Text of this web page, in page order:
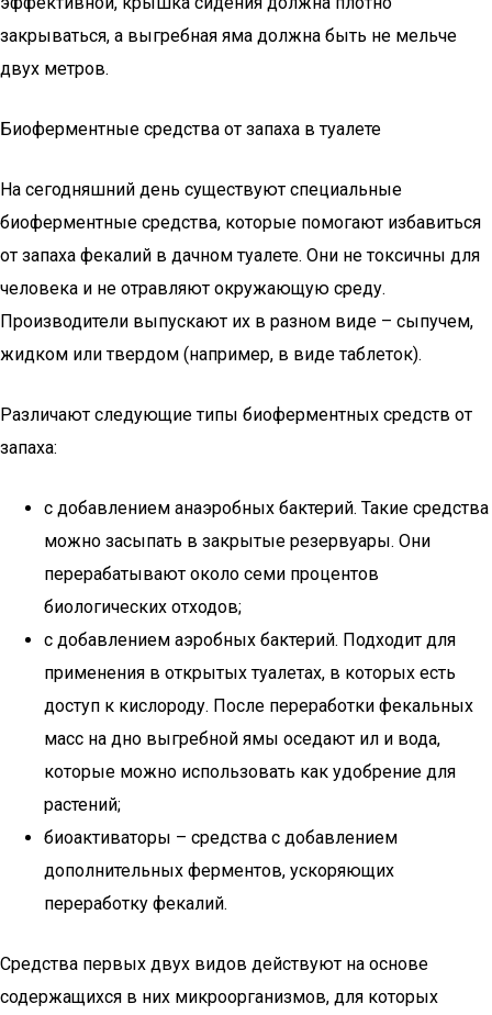
закрываться, а выгребная яма должна быть не мельче
двух метров.
Биоферментные средства от запаха в туалете
На сегодняшний день существуют специальные
биоферментные средства, которые помогают избавиться
от запаха фекалий в дачном туалете. Они не токсичны для
человека и не отравляют окружающую среду.
Производители выпускают их в разном виде – сыпучем,
жидком или твердом (например, в виде таблеток).
Различают следующие типы биоферментных средств от
запаха:
с добавлением анаэробных бактерий. Такие средства
можно засыпать в закрытые резервуары. Они
перерабатывают около семи процентов
биологических отходов;
с добавлением аэробных бактерий. Подходит для
применения в открытых туалетах, в которых есть
доступ к кислороду. После переработки фекальных
масс на дно выгребной ямы оседают ил и вода,
которые можно использовать как удобрение для
растений;
биоактиваторы – средства с добавлением
дополнительных ферментов, ускоряющих
переработку фекалий.
Средства первых двух видов действуют на основе
содержащихся в них микроорганизмов, для которых